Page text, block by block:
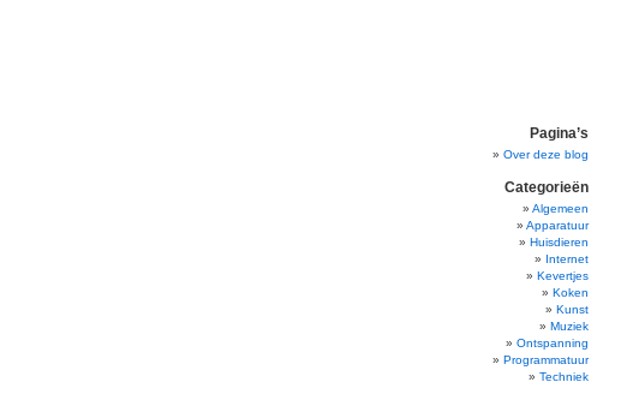
Pagina’s
Over deze blog
Categorieën
Algemeen
Apparatuur
Huisdieren
Internet
Kevertjes
Koken
Kunst
Muziek
Ontspanning
Programmatuur
Techniek